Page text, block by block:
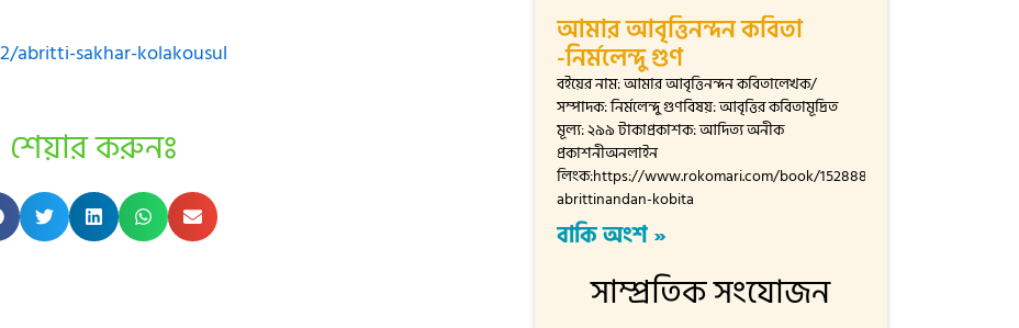
abritti-sakhar-kolakousul
শেয়ার করুনঃ
আমার আবৃত্তিনন্দন কবিতা
-নির্মলেন্দু গুণ
বইয়ের নাম: আমার আবৃত্তিনন্দন কবিতালেখক/
সম্পাদক: নির্মলেন্দু গুণবিষয়: আবৃত্তির কবিতামূদ্রিত
মূল্য: ২৯৯ টাকাপ্রকাশক: আদিত্য অনীক
প্রকাশনীঅনলাইন
লিংক:https://www.rokomari.com/book/152888/amar-
abrittinandan-kobita
বাকি অংশ »
সাম্প্রতিক সংযোজন